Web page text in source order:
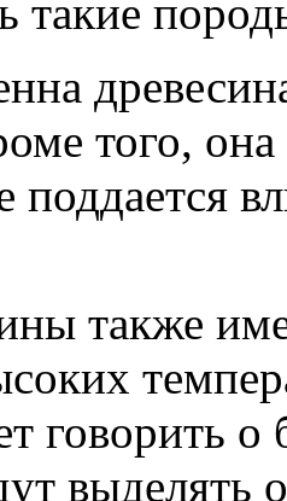
такие
того,
поддается
также
говорить
выделять